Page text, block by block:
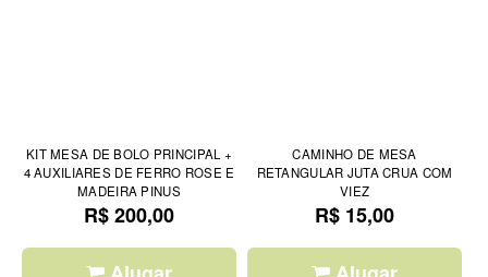
KIT MESA DE BOLO PRINCIPAL +
4 AUXILIARES DE FERRO ROSE E
MADEIRA PINUS
R$ 200,00
CAMINHO DE MESA
RETANGULAR JUTA CRUA COM
VIEZ
R$ 15,00